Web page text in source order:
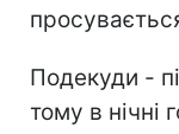
Подекуди -
тому в нічні